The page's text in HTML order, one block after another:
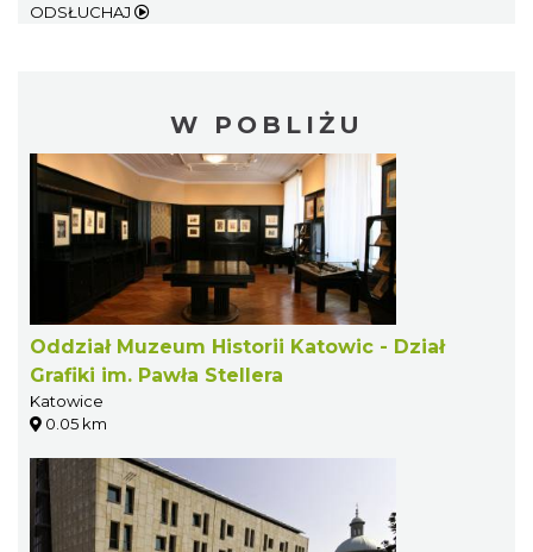
ODSŁUCHAJ
W POBLIŻU
Oddział Muzeum Historii Katowic - Dział
Grafiki im. Pawła Stellera
Katowice
0.05 km